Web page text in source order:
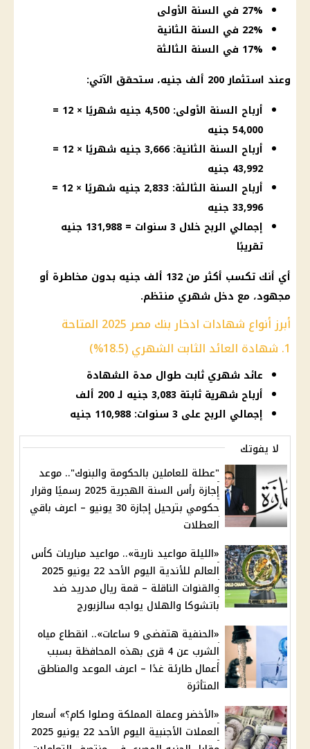
27% في السنة الأولى
22% في السنة الثانية
17% في السنة الثالثة
وعند استثمار200 ألف جنيه، ستحقق الآتي:
أرباح السنة الأولى: 4,500 جنيه شهريًا × 12 =
54,000 جنيه
أرباح السنة الثانية: 3,666 جنيه شهريًا × 12 =
43,992 جنيه
أرباح السنة الثالثة: 2,833 جنيه شهريًا × 12 =
33,996 جنيه
إجمالي الربح خلال 3 سنوات = 131,988 جنيه
تقريبًا
أي أنك تكسب أكثر من 132 ألف جنيه بدون مخاطرة أو
مجهود، مع دخل شهري منتظم.
أبرز أنواع شهادات ادخار بنك مصر 2025 المتاحة
1. شهادة العائد الثابت الشهري (18.5%)
عائد شهري ثابت طوال مدة الشهادة
أرباح شهرية ثابتة 3,083 جنيه لـ 200 ألف
إجمالي الربح على 3 سنوات: 110,988 جنيه
لا يفوتك
"عطلة للعاملين بالحكومة والبنوك".. موعد
إجازة رأس السنة الهجرية 2025 رسميًا وقرار
حكومي بترحيل إجازة 30 يونيو – اعرف باقي
العطلات
«الليلة مواعيد نارية».. مواعيد مباريات كأس
العالم للأندية اليوم الأحد 22 يونيو 2025
والقنوات الناقلة – قمة ريال مدريد ضد
باتشوكا والهلال يواجه سالزبورج
«الحنفية هتفضى 9 ساعات».. انقطاع مياه
الشرب عن 4 قرى بهذه المحافظة بسبب
أعمال طارئة غدًا – اعرف الموعد والمناطق
المتأثرة
«الأخضر وعملة المملكة وصلوا كام؟» أسعار
العملات الأجنبية اليوم الأحد 22 يونيو 2025